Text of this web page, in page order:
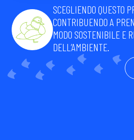
SCEGLIENDO QUESTO
CONTRIBUENDO A
MODO SOSTENIBILE E
DELL’AMBIENTE.